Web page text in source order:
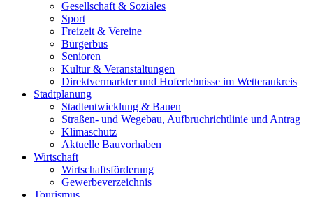
Gesellschaft & Soziales
Sport
Freizeit & Vereine
Bürgerbus
Senioren
Kultur & Veranstaltungen
Direktvermarkter und Hoferlebnisse im Wetteraukreis
Stadtplanung
Stadtentwicklung & Bauen
Straßen- und Wegebau, Aufbruchrichtlinie und Antrag
Klimaschutz
Aktuelle Bauvorhaben
Wirtschaft
Wirtschaftsförderung
Gewerbeverzeichnis
Tourismus